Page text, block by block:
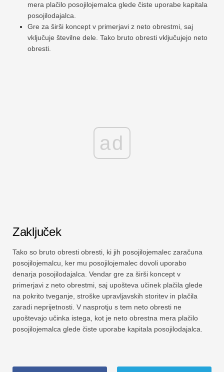
mera plačilo posojilojemalca glede čiste uporabe kapitala
posojilodajalca.
Gre za širši koncept v primerjavi z neto obrestmi, saj
vključuje številne dele. Tako bruto obresti vključujejo neto
obresti.
ad
Zaključek
Tako so bruto obresti obresti, ki jih posojilojemalec zaračuna
posojilojemalcu, ker mu posojilojemalec dovoli uporabo
denarja posojilodajalca. Vendar gre za širši koncept v
primerjavi z neto obrestmi, saj upošteva učinek plačila glede
na pokrito tveganje, stroške upravljavskih storitev in plačila
zaradi neprijetnosti. V nasprotju s tem neto obresti ne
upoštevajo učinka istega, kot je neto obrestna mera plačilo
posojilojemalca glede čiste uporabe kapitala posojilodajalca.